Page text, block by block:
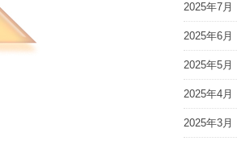
2025年7月
2025年6月
2025年5月
2025年4月
2025年3月